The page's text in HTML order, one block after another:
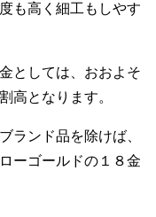
も高く細工もしやす
としては、おおよそ
高となります。
ランド品を除けば、
ーゴールドの１８金